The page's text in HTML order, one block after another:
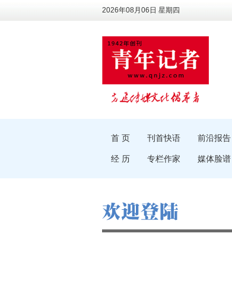
2026年08月06日 星期四
首 页 刊首快语 前沿报告
经 历 专栏作家 媒体脸谱